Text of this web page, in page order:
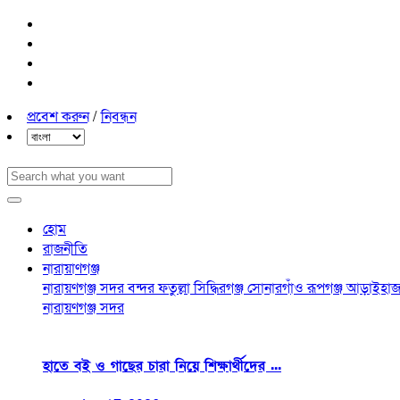
প্রবেশ করুন/নিবন্ধন
হোম
রাজনীতি
নারায়াণগঞ্জ
নারায়ণগঞ্জ সদরবন্দরফতুল্লাসিদ্ধিরগঞ্জসোনারগাঁওরূপগঞ্জ
নারায়ণগঞ্জ সদর
হাতে বই ও গাছের চারা নিয়ে শিক্ষার্থীদের ...